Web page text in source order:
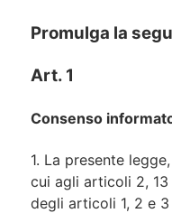
Promulga la
Art. 1
Consenso
1. La presente
cui agli articoli 2,
degli articoli 1, 2 e